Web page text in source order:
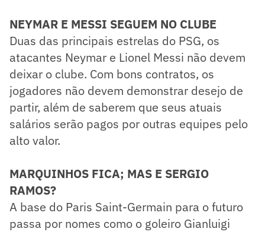
NEYMAR E MESSI SEGUEM NO CLUBE
Duas das principais estrelas do PSG, os
atacantes Neymar e Lionel Messi não devem
deixar o clube. Com bons contratos, os
jogadores não devem demonstrar desejo de
partir, além de saberem que seus atuais
salários serão pagos por outras equipes pelo
alto valor.
MARQUINHOS FICA; MAS E SERGIO
RAMOS?
​A base do Paris Saint-Germain para o futuro
passa por nomes como o goleiro Gianluigi